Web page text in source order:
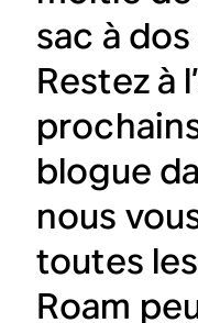
sac à
Restez à
blogue
nous
toutes
Roam